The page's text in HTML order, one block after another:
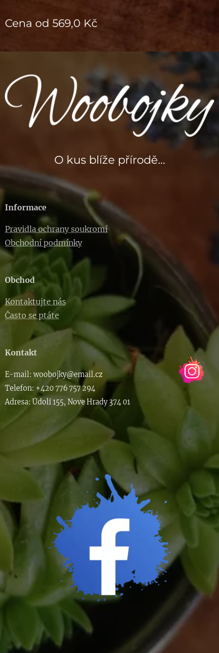
Cena od 569,0 Kč
O kus blíže přírodě...
Informace
Pravidla ochrany soukromí
Obchodní podmínky
Obchod
Kontaktujte nás
Často se ptáte
Kontakt
E-mail: woobojky@email.cz
Telefon: +420 776 757 294
Adresa: Údolí 155, Nove Hrady 374 01